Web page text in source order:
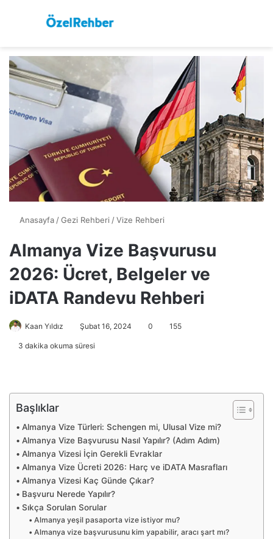
Anasayfa/Gezi Rehberi /Vize Rehberi
Almanya Vize Başvurusu
2026: Ücret, Belgeler ve
iDATA Randevu Rehberi
Kaan Yıldız Şubat 16, 2024 0 155
3 dakika okuma süresi
Başlıklar
Almanya Vize Türleri: Schengen mi, Ulusal Vize mi?
Almanya Vize Başvurusu Nasıl Yapılır? (Adım Adım)
Almanya Vizesi İçin Gerekli Evraklar
Almanya Vize Ücreti 2026: Harç ve iDATA Masrafları
Almanya Vizesi Kaç Günde Çıkar?
Başvuru Nerede Yapılır?
Sıkça Sorulan Sorular
Almanya yeşil pasaporta vize istiyor mu?
Almanya vize başvurusunu kim yapabilir, aracı şart mı?